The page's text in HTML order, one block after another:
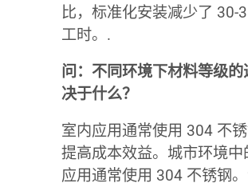
比，标准化安装减少了 30-
工时。.
问：不同环境下材料等级的
决于什么？
室内应用通常使用 304 不
提高成本效益。城市环境中
应用通常使用 304 不锈钢。